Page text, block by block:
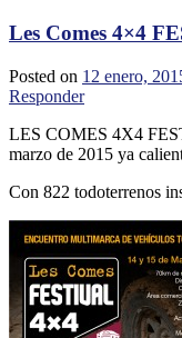
Les Comes 4×4
Posted on 12 enero,
Responder
LES COMES 4X4
marzo de 2015 ya
Con 822 todoterrenos